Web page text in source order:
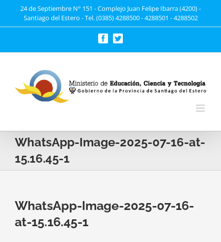
24 de Septiembre N° 151 - Complejo Juan Felipe Ibarra (4200) -
Santiago del Estero - Tel. (0385) 4288500 - 4288501 - 4288502
FacebookTwitter
WhatsApp-Image-2025-07-16-at-
15.16.45-1
WhatsApp-Image-2025-07-16-
at-15.16.45-1